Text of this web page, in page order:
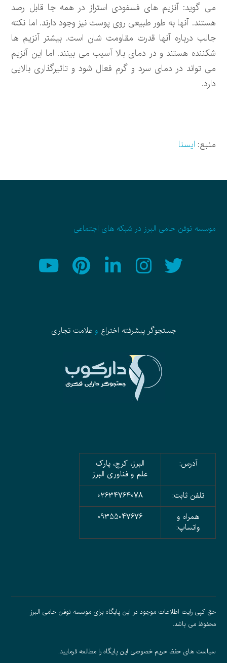
می گوید: آنزیم های فسفودی استراز در همه جا قابل رصد
هستند. آنها به طور طبیعی روی پوست نیز وجود دارند. اما نکته
جالب درباره آنها قدرت مقاومت شان است. بیشتر آنزیم ها
شکننده هستند و در دمای بالا آسیب می بینند. اما این آنزیم
می تواند در دمای سرد و گرم فعال شود و تاثیرگذاری بالایی
دارد.
منبع: ایسنا
موسسه نوفن حامی البرز در شبکه های اجتماعی
جستجوگر پیشرفته اختراع وعلامت تجاری
آدرس:
البرز، کرج، پارک
علم و فناوری البرز
تلفن ثابت:
02634764078
همراه و
واتساپ:
09355047676
حق کپی رایت اطلاعات موجود در این پایگاه برای موسسه نوفن حامی البرز
محفوظ می باشد.
سیاست های حفظ حریم خصوصی این پایگاه را مطالعه فرمایید.